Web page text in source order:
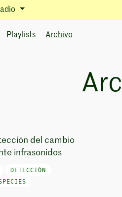
Playlists Archivo
del cambio
infrasonidos
DETECCIÓN